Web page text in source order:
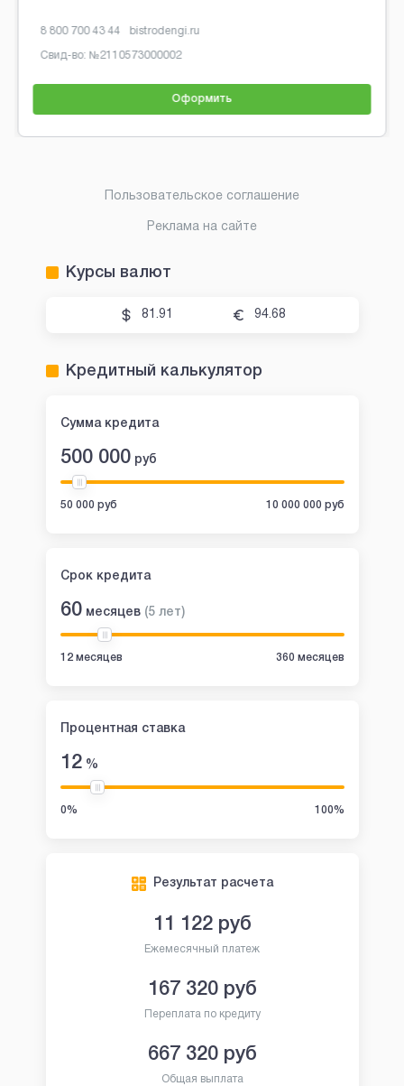
8 800 700 43 44 bistrodengi.ru
Свид-во: №2110573000002
Оформить
Пользовательское соглашение
Реклама на сайте
Курсы валют
81.91 94.68
Кредитный калькулятор
Сумма кредита
500 000 руб
50 000 руб 10 000 000 руб
Срок кредита
60 месяцев (5 лет)
12 месяцев 360 месяцев
Процентная ставка
12%
0% 100%
Результат расчета
11 122руб
Ежемесячный платеж
167 320руб
Переплата по кредиту
667 320руб
Общая выплата